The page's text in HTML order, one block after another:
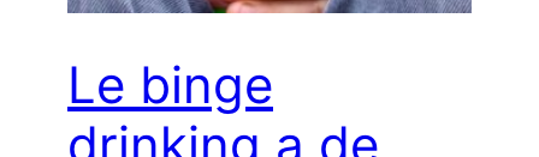
Le binge
drinking a de